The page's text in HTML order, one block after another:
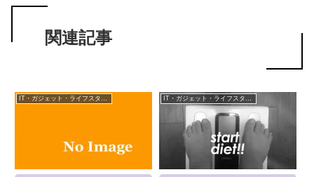
関連記事
IT・ガジェット・ライフスタイル IT・ガジェット・ライフスタイル